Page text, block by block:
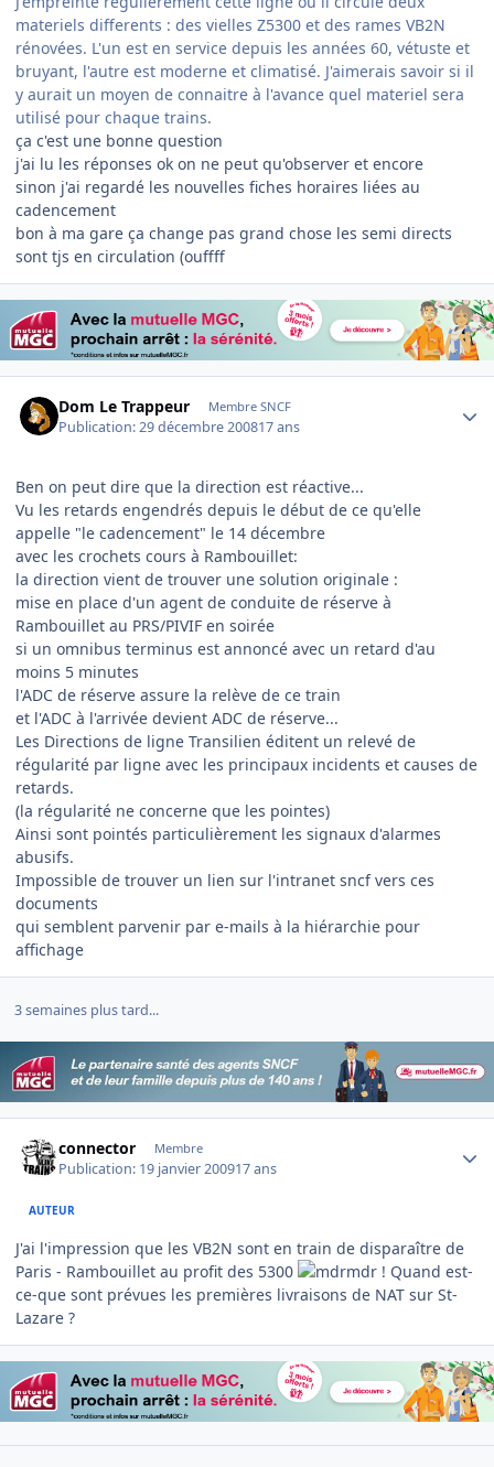
materiels differents : des vielles Z5300 et des rames VB2N
rénovées. L'un est en service depuis les années 60, vétuste et
bruyant, l'autre est moderne et climatisé. J'aimerais savoir si il
y aurait un moyen de connaitre à l'avance quel materiel sera
utilisé pour chaque trains.
ça c'est une bonne question
j'ai lu les réponses ok on ne peut qu'observer et encore
sinon j'ai regardé les nouvelles fiches horaires liées au
cadencement
bon à ma gare ça change pas grand chose les semi directs
sont tjs en circulation (ouffff
Dom Le Trappeur Membre SNCF
Publication:29 décembre 200817 ans
Ben on peut dire que la direction est réactive...
Vu les retards engendrés depuis le début de ce qu'elle
appelle "le cadencement" le 14 décembre
avec les crochets cours à Rambouillet:
la direction vient de trouver une solution originale :
mise en place d'un agent de conduite de réserve à
Rambouillet au PRS/PIVIF en soirée
si un omnibus terminus est annoncé avec un retard d'au
moins 5 minutes
l'ADC de réserve assure la relève de ce train
et l'ADC à l'arrivée devient ADC de réserve...
Les Directions de ligne Transilien éditent un relevé de
régularité par ligne avec les principaux incidents et causes de
retards.
(la régularité ne concerne que les pointes)
Ainsi sont pointés particulièrement les signaux d'alarmes
abusifs.
Impossible de trouver un lien sur l'intranet sncf vers ces
documents
qui semblent parvenir par e-mails à la hiérarchie pour
affichage
3 semaines plus tard...
connector Membre
Publication: 19 janvier 200917 ans
AUTEUR
J'ai l'impression que les VB2N sont en train de disparaître de
Paris - Rambouillet au profit des 5300
! Quand est-
ce-que sont prévues les premières livraisons de NAT sur St-
Lazare ?